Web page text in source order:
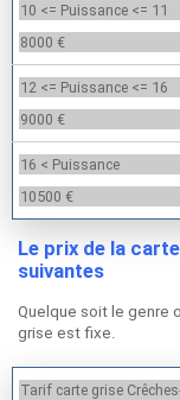
10 <= Puissance <= 11
8000 €
12 <= Puissance <= 16
9000 €
16 < Puissance
10500 €
Le prix de la
suivantes
Quelque soit le genre
grise est fixe.
Tarif carte grise